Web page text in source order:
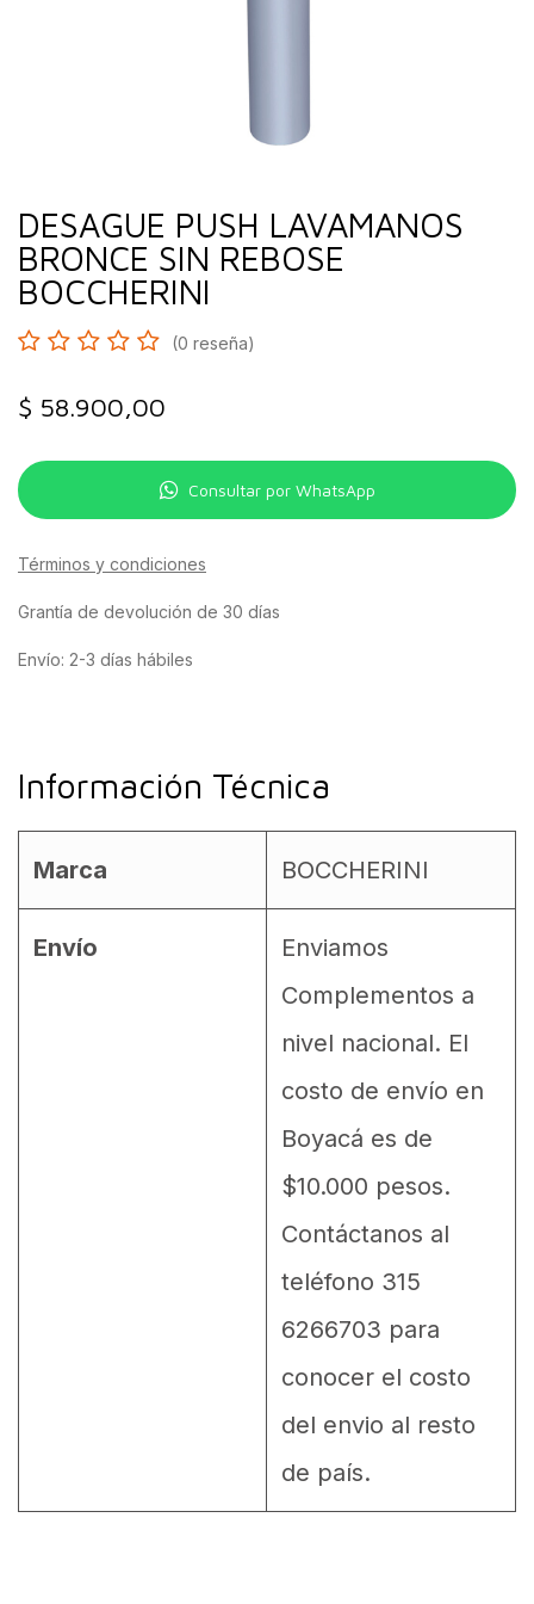
DESAGUE PUSH LAVAMANOS
BRONCE SIN REBOSE
BOCCHERINI
(0 reseña)
$ 58.900,00
Consultar por WhatsApp
Términos y condiciones
Grantía de devolución de 30 días
Envío: 2-3 días hábiles
Información Técnica
Marca BOCCHERINI
Envío
Enviamos
Complementos a
nivel nacional. El
costo de envío en
Boyacá es de
$10.000 pesos.
Contáctanos al
teléfono 315
6266703 para
conocer el costo
del envio al resto
de país.